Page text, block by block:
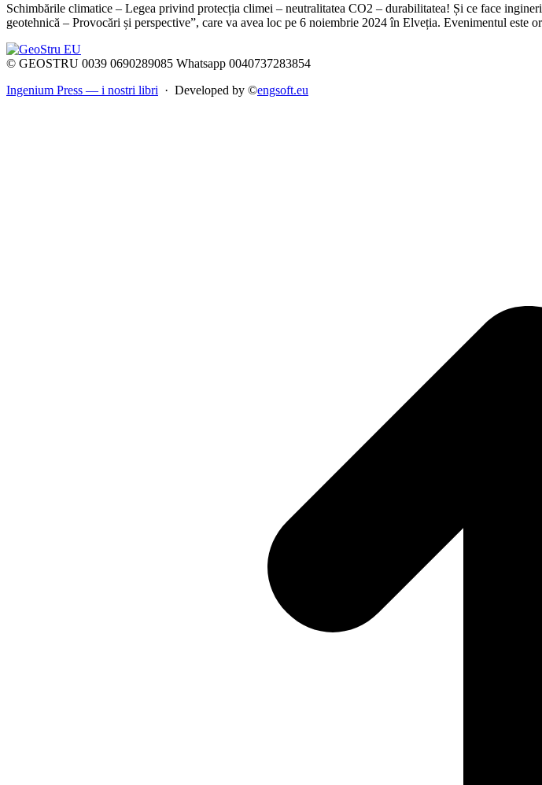
Schimbările climatice – Legea privind protecția climei – neutralitatea CO2 – durabilitatea! Și ce face
geotehnică – Provocări și perspective”, care va avea loc pe 6 noiembrie 2024 în Elveția. Evenimentul este
© GEOSTRU 0039 0690289085 Whatsapp 0040737283854
Ingenium Press — i nostri libri · Developed by ©engsoft.eu